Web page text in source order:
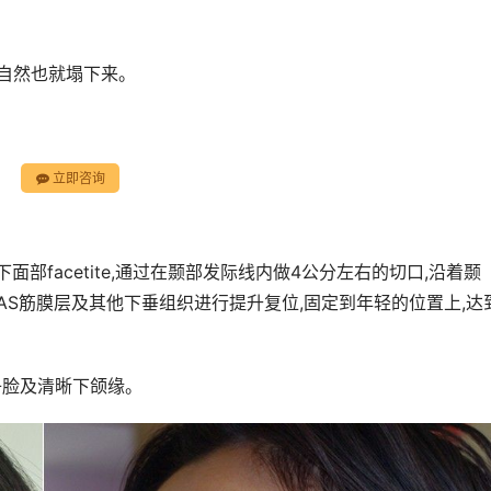
也就塌下来。
立即咨询
面部facetite,通过在颞部发际线内做4公分左右的切口,沿着颞
筋膜层及其他下垂组织进行提升复位,固定到年轻的位置上,达
及清晰下颌缘。